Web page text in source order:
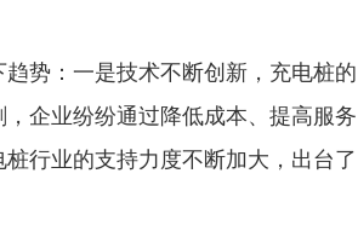
势：一是技术不断创新，充电桩的
企业纷纷通过降低成本、提高服务
行业的支持力度不断加大，出台了